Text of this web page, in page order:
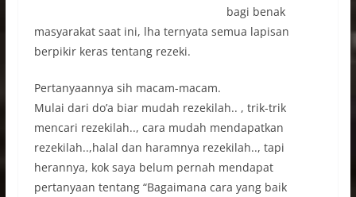
bagi benak
masyarakat saat ini, lha ternyata semua lapisan
berpikir keras tentang rezeki.
Pertanyaannya sih macam-macam.
Mulai dari do’a biar mudah rezekilah.. , trik-trik
mencari rezekilah.., cara mudah mendapatkan
rezekilah..,halal dan haramnya rezekilah.., tapi
herannya, kok saya belum pernah mendapat
pertanyaan tentang “Bagaimana cara yang baik